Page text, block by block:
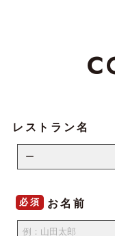
レストラン名
必須 お名前